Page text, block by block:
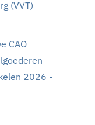
(VVT)
CAO
2026 -